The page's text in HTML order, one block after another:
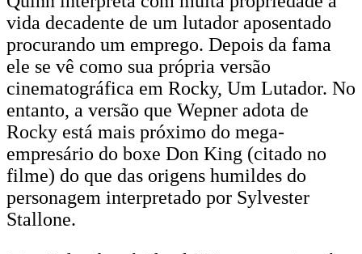
vida decadente de um lutador aposentado
procurando um emprego. Depois da fama
ele se vê como sua própria versão
cinematográfica em Rocky, Um Lutador. No
entanto, a versão que Wepner adota de
Rocky está mais próximo do mega-
empresário do boxe Don King (citado no
filme) do que das origens humildes do
personagem interpretado por Sylvester
Stallone.